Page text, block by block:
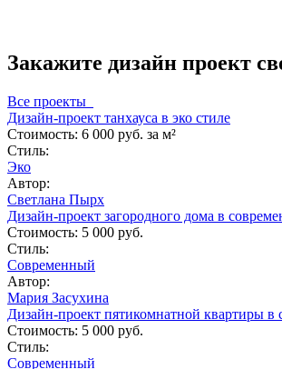
Закажите дизайн проект
Все проекты
Дизайн-проект танхауса в эко стиле
Стоимость: 6 000 руб. за м²
Стиль:
Эко
Автор:
Светлана Пырх
Дизайн-проект загородного дома в
Стоимость: 5 000 руб.
Стиль:
Современный
Автор:
Мария Засухина
Дизайн-проект пятикомнатной квартиры в
Стоимость: 5 000 руб.
Стиль:
Современный